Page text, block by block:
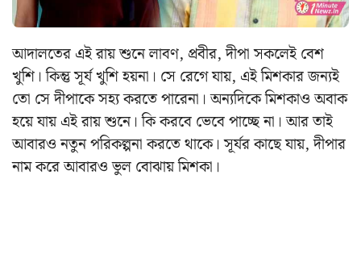
আদালতের এই রায় শুনে লাবণ, প্রবীর, দীপা সকলেই বেশ
খুশি। কিন্তু সূর্য খুশি হয়না। সে রেগে যায়, এই মিশকার জন্যই
তো সে দীপাকে সহ্য করতে পারেনা। অন্যদিকে মিশকাও অবাক
হয়ে যায় এই রায় শুনে। কি করবে ভেবে পাচ্ছে না। আর তাই
আবারও নতুন পরিকল্পনা করতে থাকে। সূর্যর কাছে যায়, দীপার
নাম করে আবারও ভুল বোঝায় মিশকা।